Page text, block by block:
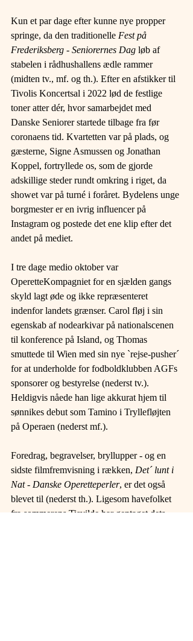
Kun et par dage efter kunne nye propper
springe, da den traditionelle Fest på
Frederiksberg - Seniorernes Dag løb af
stabelen i rådhushallens ædle rammer
(midten tv., mf. og th.). Efter en afstikker til
Tivolis Koncertsal i 2022 lød de festlige
toner atter dér, hvor samarbejdet med
Danske Seniorer startede tilbage fra før
coronaens tid. Kvartetten var på plads, og
gæsterne, Signe Asmussen og Jonathan
Koppel, fortryllede os, som de gjorde
adskillige steder rundt omkring i riget, da
showet var på turné i foråret. Bydelens unge
borgmester er en ivrig influencer på
Instagram og postede det ene klip efter det
andet på mediet.
I tre dage medio oktober var
OperetteKompagniet for en sjælden gangs
skyld lagt øde og ikke repræsenteret
indenfor landets grænser. Carol fløj i sin
egenskab af nodearkivar på nationalscenen
til konference på Island, og Thomas
smuttede til Wien med sin nye `rejse-pusher´
for at underholde for fodboldklubben AGFs
sponsorer og bestyrelse (nederst tv.).
Heldigvis nåede han lige akkurat hjem til
sønnikes debut som Tamino i Tryllefløjten
på Operaen (nederst mf.).
Foredrag, begravelser, bryllupper - og en
sidste filmfremvisning i rækken, Det´ lunt i
Nat - Danske Operetteperler, er det også
blevet til (nederst th.). Ligesom havefolket
fra sommerens Tisvilde har gentaget dets